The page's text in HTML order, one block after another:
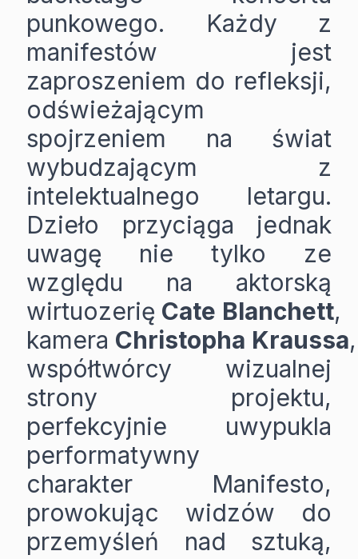
punkowego. Każdy z
manifestów jest
zaproszeniem do refleksji,
odświeżającym
spojrzeniem na świat
wybudzającym z
intelektualnego letargu.
Dzieło przyciąga jednak
uwagę nie tylko ze
względu na aktorską
wirtuozerię Cate Blanchett,
kamera Christopha Kraussa,
współtwórcy wizualnej
strony projektu,
perfekcyjnie uwypukla
performatywny
charakter Manifesto,
prowokując widzów do
przemyśleń nad sztuką,